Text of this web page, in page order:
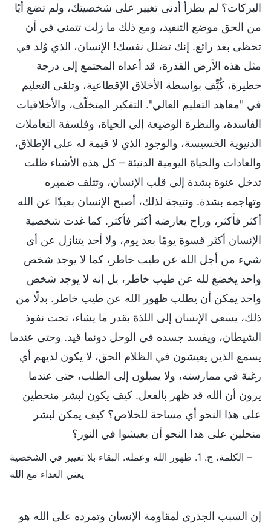
البركات؟ لم يطرأ أدنى تغيير على شخصيتك، ولم تضع أيًا
من الحق موضع التنفيذ، ومع ذلك ما زلت تتمنى في أن
تحظى بغد رائع. إنك تضلل نفسك! الإنسان، الذي وُلد في
مثل هذه الأرض القذرة، قد أعداه المجتمع إلى درجة
خطيرة، كُيِّف بواسطة الأخلاق الإقطاعية، وتلقى التعليم
في "معاهد التعليم العالي". التفكير المتخلّف، والأخلاقيات
الفاسدة، والنظرة الوضيعة إلى الحياة، وفلسفة التعاملات
الدنيوية الخسيسة، والوجود الذي لا قيمة له على الإطلاق،
والعادات والحياة اليومية الدنيئة – كل هذه الأشياء ظلت
تدخل عنوة بشدة إلى قلب الإنسان، وتتلف ضميره
وتهاجمه بشدة. ونتيجة لذلك، أصبح الإنسان بعيدًا عن الله
أكثر فأكثر، وراح يعارضه أكثر فأكثر. كما غدت شخصية
الإنسان أكثر قسوة يومًا بعد يوم، ولا أحد يتنازل عن أي
شيء من أجل الله عن طيب خاطر، كما لا يوجد شخص
واحد يخضع لله عن طيب خاطر، بل إنه لا يوجد شخص
واحد يمكن أن يطلب ظهور الله عن طيب خاطر. بدلًا من
ذلك، يسعى الإنسان إلى اللذة بقدر ما يشاء، تحت نفوذ
الشيطان، ويفسد جسده في الوحل دونما قيد. وحتى عندما
يسمع الذين يعيشون في الظلام الحق، لا يكون لديهم أي
رغبة في ممارسته، ولا يميلون إلى الطلب، حتى عندما
يرون أن الله قد ظهر بالفعل. كيف يكون لبشر منحطين
على هذا النحو أي مساحة للخلاص؟ كيف يمكن لبشر
منحلين على هذا النحو أن يعيشوا في النور؟
– الكلمة، ج. 1. ظهور الله وعمله. البقاء بلا تغيير في الشخصية
يعني العداء مع الله
إن السبب الجذري لمقاومة الإنسان وتمرده على الله هو